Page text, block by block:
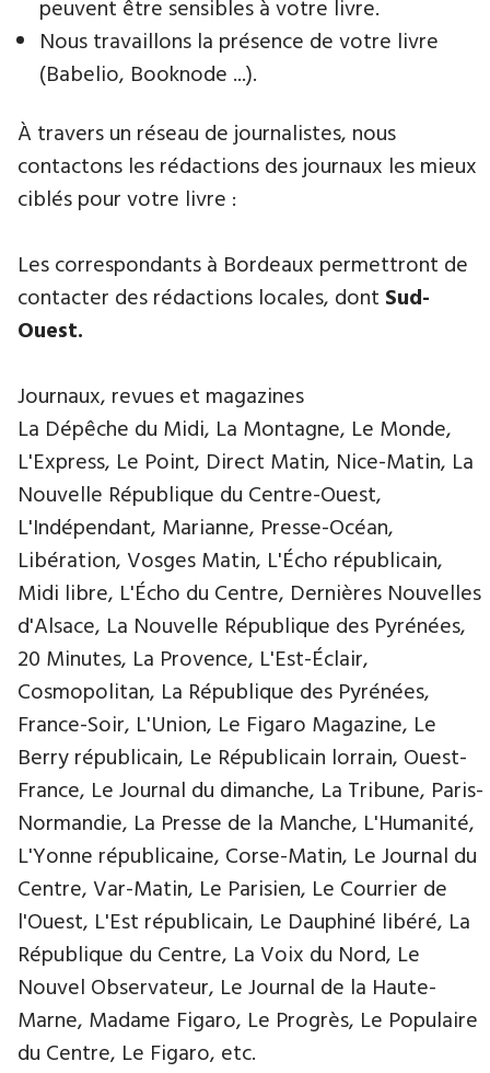
peuvent être sensibles à votre livre.
Nous travaillons la présence de votre livre
(Babelio, Booknode ...).
À travers un réseau de journalistes, nous
contactons les rédactions des journaux les mieux
ciblés pour votre livre :
​Les correspondants à Bordeaux permettront de
contacter des rédactions locales, dont Sud-
Ouest.
Journaux, revues et magazines
La Dépêche du Midi, La Montagne, Le Monde,
L'Express, Le Point, Direct Matin, Nice-Matin, La
Nouvelle République du Centre-Ouest,
L'Indépendant, Marianne, Presse-Océan,
Libération, Vosges Matin, L'Écho républicain,
Midi libre, L'Écho du Centre, Dernières Nouvelles
d'Alsace, La Nouvelle République des Pyrénées,
20 Minutes, La Provence, L'Est-Éclair,
Cosmopolitan, La République des Pyrénées,
France-Soir, L'Union, Le Figaro Magazine, Le
Berry républicain, Le Républicain lorrain, Ouest-
France, Le Journal du dimanche, La Tribune, Paris-
Normandie, La Presse de la Manche, L'Humanité,
L'Yonne républicaine, Corse-Matin, Le Journal du
Centre, Var-Matin, Le Parisien, Le Courrier de
l'Ouest, L'Est républicain, Le Dauphiné libéré, La
République du Centre, La Voix du Nord, Le
Nouvel Observateur, Le Journal de la Haute-
Marne, Madame Figaro, Le Progrès, Le Populaire
du Centre, Le Figaro, etc.